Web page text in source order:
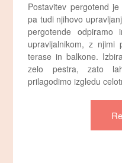
Postavitev pergotend
pa tudi njihovo
pergotende
upravljalnikom, z njimi
terase in balkone.
zelo pestra, zato
prilagodimo izgledu